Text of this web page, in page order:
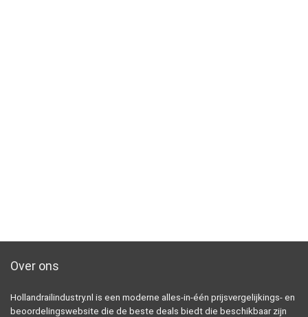
Over ons
Hollandrailindustry.nl is een moderne alles-in-één prijsvergelijkings- en
beoordelingswebsite die de beste deals biedt die beschikbaar zijn